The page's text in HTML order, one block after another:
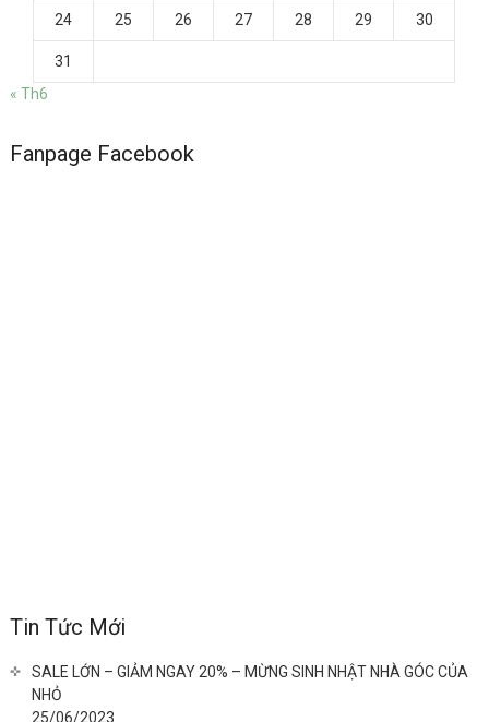
24 25 26 27 28 29 30
31
« Th6
Fanpage Facebook
Tin Tức Mới
SALE LỚN – GIẢM NGAY 20% – MỪNG SINH NHẬT NHÀ GÓC CỦA
NHỎ
25/06/2023